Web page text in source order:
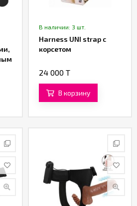
В наличии: 3 шт.
Harness UNI strap с
корсетом
24 000 T
В корзину